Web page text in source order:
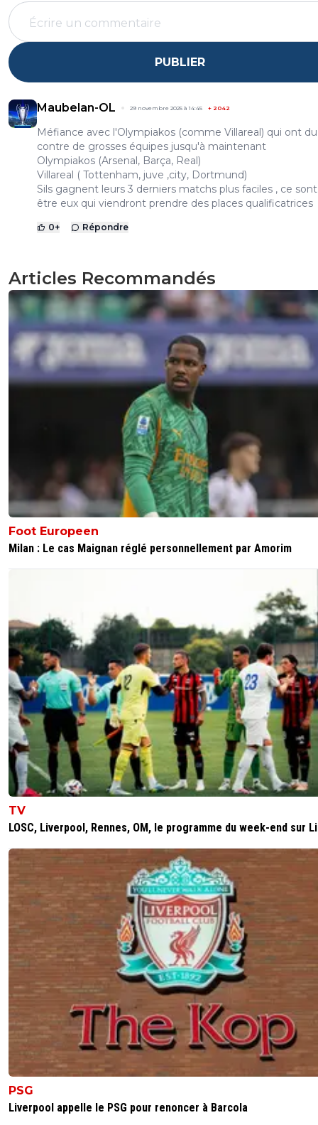
PUBLIER
Maubelan-OL 29 novembre 2025 à 14:45 + 2042
Méfiance avec l'Olympiakos (comme Villareal) qui ont
contre de grosses équipes jusqu'à maintenant
Olympiakos (Arsenal, Barça, Real)
Villareal ( Tottenham, juve ,city, Dortmund)
Sils gagnent leurs 3 derniers matchs plus faciles , ce
être eux qui viendront prendre des places qualificatrices
0+ Répondre
Articles Recommandés
Foot Europeen
Milan : Le cas Maignan réglé personnellement par Amorim
TV
LOSC, Liverpool, Rennes, OM, le programme du week-end sur
PSG
Liverpool appelle le PSG pour renoncer à Barcola